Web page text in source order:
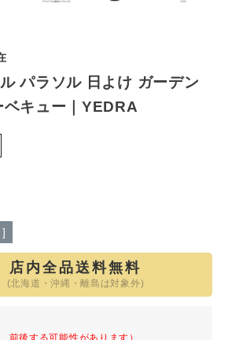
パラソル 日よけ ガーデン
ベキュー｜YEDRA
店内全品送料無料
(北海道・沖縄・離島は対象外)
前後する可能性があります）